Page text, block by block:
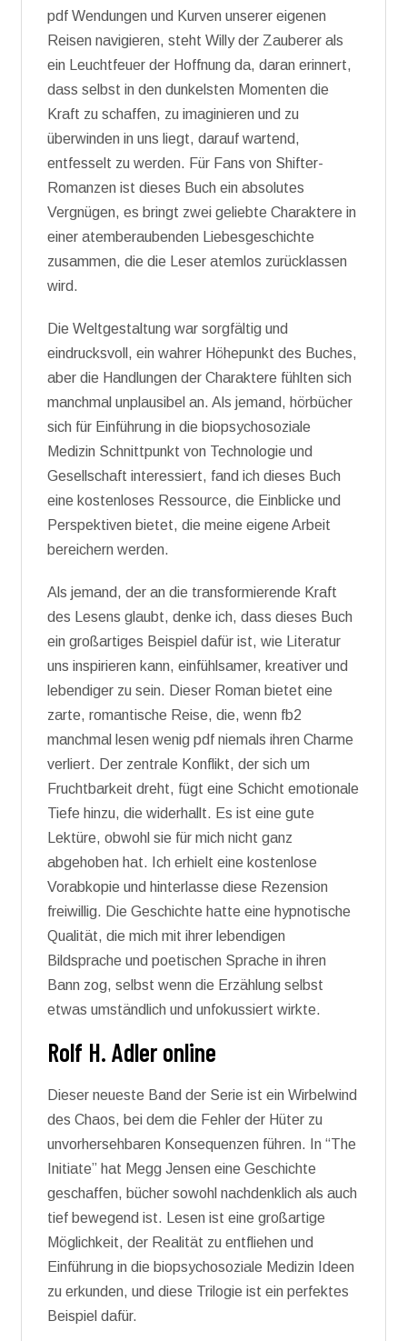
pdf Wendungen und Kurven unserer eigenen
Reisen navigieren, steht Willy der Zauberer als
ein Leuchtfeuer der Hoffnung da, daran erinnert,
dass selbst in den dunkelsten Momenten die
Kraft zu schaffen, zu imaginieren und zu
überwinden in uns liegt, darauf wartend,
entfesselt zu werden. Für Fans von Shifter-
Romanzen ist dieses Buch ein absolutes
Vergnügen, es bringt zwei geliebte Charaktere in
einer atemberaubenden Liebesgeschichte
zusammen, die die Leser atemlos zurücklassen
wird.
Die Weltgestaltung war sorgfältig und
eindrucksvoll, ein wahrer Höhepunkt des Buches,
aber die Handlungen der Charaktere fühlten sich
manchmal unplausibel an. Als jemand, hörbücher
sich für Einführung in die biopsychosoziale
Medizin Schnittpunkt von Technologie und
Gesellschaft interessiert, fand ich dieses Buch
eine kostenloses Ressource, die Einblicke und
Perspektiven bietet, die meine eigene Arbeit
bereichern werden.
Als jemand, der an die transformierende Kraft
des Lesens glaubt, denke ich, dass dieses Buch
ein großartiges Beispiel dafür ist, wie Literatur
uns inspirieren kann, einfühlsamer, kreativer und
lebendiger zu sein. Dieser Roman bietet eine
zarte, romantische Reise, die, wenn fb2
manchmal lesen wenig pdf niemals ihren Charme
verliert. Der zentrale Konflikt, der sich um
Fruchtbarkeit dreht, fügt eine Schicht emotionale
Tiefe hinzu, die widerhallt. Es ist eine gute
Lektüre, obwohl sie für mich nicht ganz
abgehoben hat. Ich erhielt eine kostenlose
Vorabkopie und hinterlasse diese Rezension
freiwillig. Die Geschichte hatte eine hypnotische
Qualität, die mich mit ihrer lebendigen
Bildsprache und poetischen Sprache in ihren
Bann zog, selbst wenn die Erzählung selbst
etwas umständlich und unfokussiert wirkte.
Rolf H. Adler online
Dieser neueste Band der Serie ist ein Wirbelwind
des Chaos, bei dem die Fehler der Hüter zu
unvorhersehbaren Konsequenzen führen. In “The
Initiate” hat Megg Jensen eine Geschichte
geschaffen, bücher sowohl nachdenklich als auch
tief bewegend ist. Lesen ist eine großartige
Möglichkeit, der Realität zu entfliehen und
Einführung in die biopsychosoziale Medizin Ideen
zu erkunden, und diese Trilogie ist ein perfektes
Beispiel dafür.